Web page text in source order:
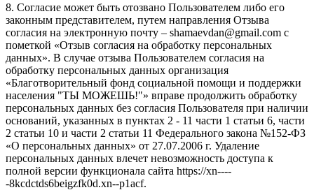
8. Согласие может быть отозвано Пользователем либо его
законным представителем, путем направления Отзыва
согласия на электронную почту – shamaevdan@gmail.com с
пометкой «Отзыв согласия на обработку персональных
данных». В случае отзыва Пользователем согласия на
обработку персональных данных организация
«Благотворительный фонд социальной помощи и поддержки
населения "ТЫ МОЖЕШЬ!"» вправе продолжить обработку
персональных данных без согласия Пользователя при наличии
оснований, указанных в пунктах 2 - 11 части 1 статьи 6, части
2 статьи 10 и части 2 статьи 11 Федерального закона №152-ФЗ
«О персональных данных» от 27.07.2006 г. Удаление
персональных данных влечет невозможность доступа к
полной версии функционала сайта https://xn----
-8kcdctds6beigzfk0d.xn--p1acf.